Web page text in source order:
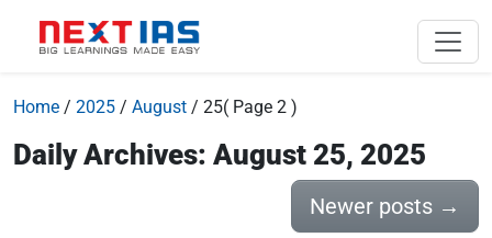
Home / 2025 / August / 25( Page 2 )
Daily Archives: August 25, 2025
Newer posts →